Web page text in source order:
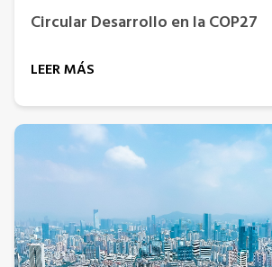
Circular Desarrollo en la COP27
LEER MÁS